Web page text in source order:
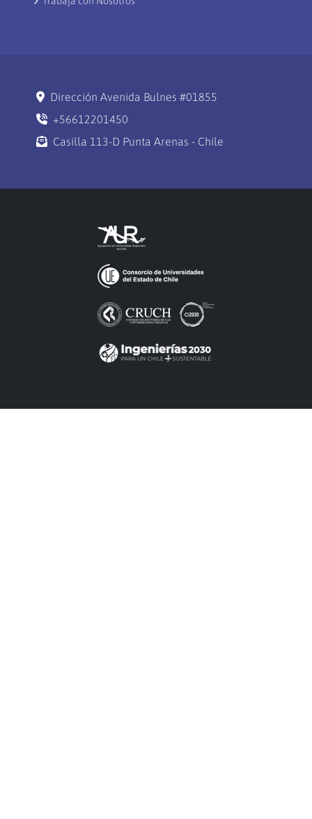
Dirección Avenida Bulnes #01855
+56612201450
Casilla 113-D Punta Arenas - Chile